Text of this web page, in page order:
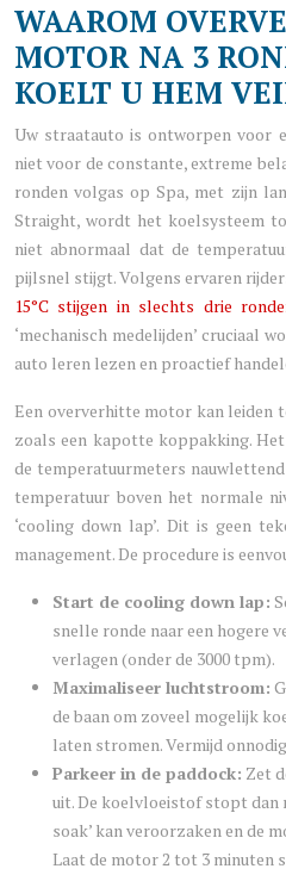
WAAROM
MOTOR NA 3
KOELT U HEM
Uw straatauto is ontworpen voor
niet voor de constante, extreme
ronden volgas op Spa, met zijn
Straight, wordt het koelsysteem
niet abnormaal dat de
pijlsnel stijgt. Volgens ervaren
15°C stijgen in slechts drie
‘mechanisch medelijden’ cruciaal
auto leren lezen en proactief
Een oververhitte motor kan leiden
zoals een kapotte koppakking.
de temperatuurmeters
temperatuur boven het normale
‘cooling down lap’. Dit is geen
management. De procedure is
Start de cooling down lap:
snelle ronde naar een hogere
verlagen (onder de 3000 tpm).
Maximaliseer luchtstroom:
de baan om zoveel mogelijk
laten stromen. Vermijd
Parkeer in de paddock: Zet
uit. De koelvloeistof stopt dan
soak’ kan veroorzaken en de
Laat de motor 2 tot 3 minuten